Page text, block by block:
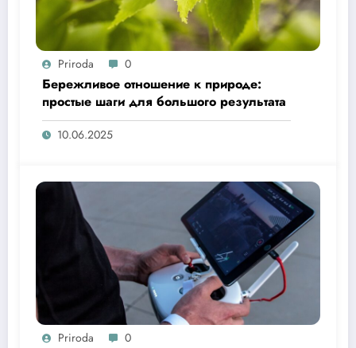
Priroda 0
Бережливое отношение к природе:
простые шаги для большого результата
10.06.2025
Priroda 0